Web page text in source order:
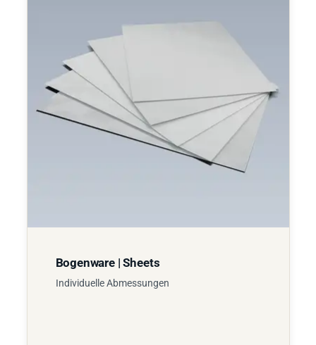
Bogenware | Sheets
Individuelle Abmessungen